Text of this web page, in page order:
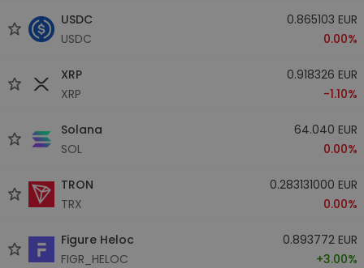
USDC
USDC
0.865103 EUR
0.00%
XRP
XRP
0.918326 EUR
-1.10%
Solana
SOL
64.040 EUR
0.00%
TRON
TRX
0.283131000 EUR
0.00%
Figure Heloc
FIGR_HELOC
0.893772 EUR
+3.00%